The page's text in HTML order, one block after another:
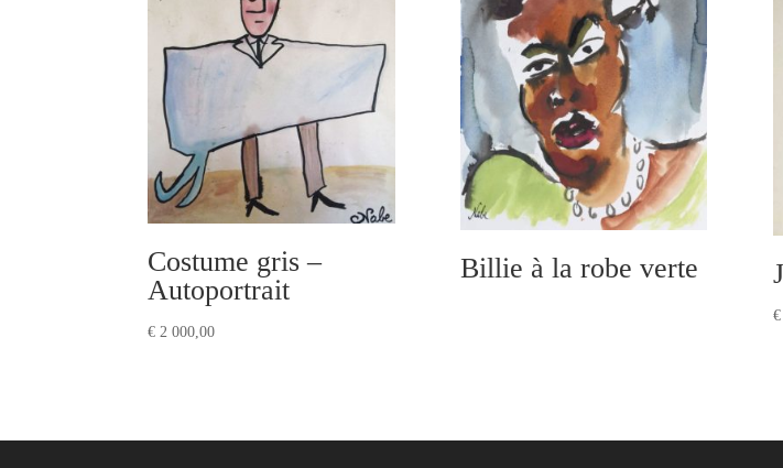
Costume gris –
Autoportrait
€ 2 000,00
Billie à la robe verte
€